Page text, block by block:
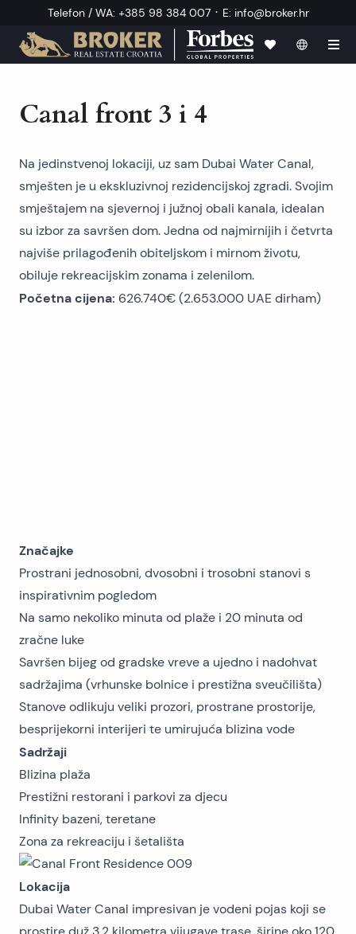
Telefon / WA: +385 98 384 007 · E: info@broker.hr
Canal front 3 i 4
Na jedinstvenoj lokaciji, uz sam Dubai Water Canal,
smješten je u ekskluzivnoj rezidencijskoj zgradi. Svojim
smještajem na sjevernoj i južnoj obali kanala, idealan
su izbor za savršen dom. Jedna od najmirnijih i četvrta
najviše prilagođenih obiteljskom i mirnom životu,
obiluje rekreacijskim zonama i zelenilom.
Početna cijena: 626.740€ (2.653.000 UAE dirham)
Značajke
Prostrani jednosobni, dvosobni i trosobni stanovi s
inspirativnim pogledom
Na samo nekoliko minuta od plaže i 20 minuta od
zračne luke
Savršen bijeg od gradske vreve a ujedno i nadohvat
sadržajima (vrhunske bolnice i prestižna sveučilišta)
Stanove odlikuju veliki prozori, prostrane prostorije,
besprijekorni interijeri te umirujuća blizina vode
Sadržaji
Blizina plaža
Prestižni restorani i parkovi za djecu
Infinity bazeni, teretane
Zona za rekreaciju i šetališta
Lokacija
Dubai Water Canal impresivan je vodeni pojas koji se